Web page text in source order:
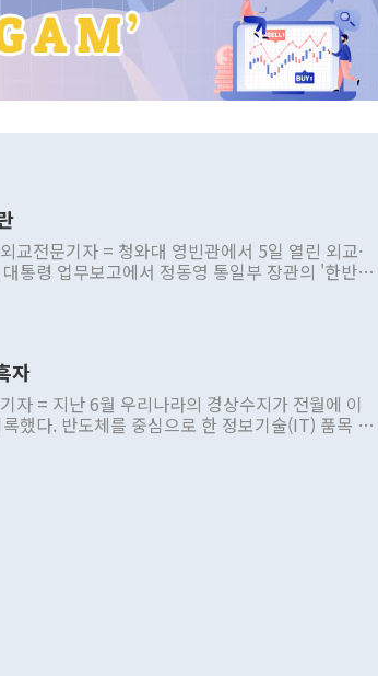
교전문기자 = 청와대 영빈관에서 5일 열린 외교·
통령 업무보고에서 정동영 통일부 장관의 '한반도
을 거치지 않은 사안을 정책으로 추진하겠다고 공
현실적 구상'이라는 비판을 내놨다. 그동안 정 장
이 물의를 빚은 적은 여러 번 있지만 대통령과 유
로 부정적 입장을 표명한 것은 이례적이다. 정 장
과 월권을 제어해야 한다는 목소리도 높아지고 있
시점에서 흘러간 선(先)비핵화만 되뇌는 것은
확보하기 위해 최선을 다할 것"이라고 말했다. 하
자
자 = 지난 6월 우리나라의 경상수지가 전월에 이
했다. 반도체를 중심으로 한 정보기술(IT) 품목 수
억달러를 넘어섰다. 상품수입은 644억8000만
·주변기기(SSD)는 282.7% 증가했다. IT 품목